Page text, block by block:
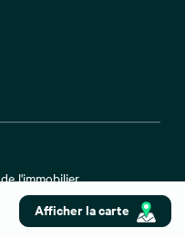
Afficher la carte
l'immobilier
Mentions légales
Cookies
Confidentialité
des cookies